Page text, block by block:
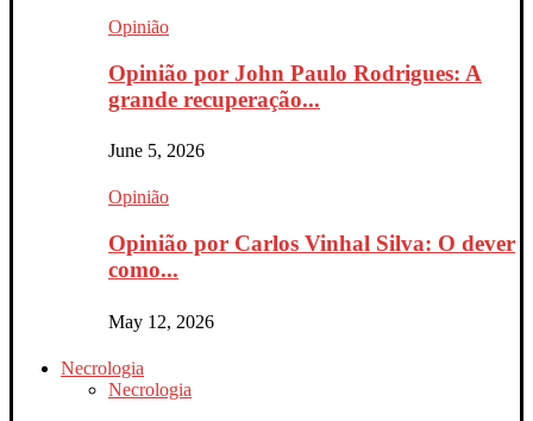
Opinião
Opinião por John Paulo Rodrigues: A
grande recuperação...
June 5, 2026
Opinião
Opinião por Carlos Vinhal Silva: O dever
como...
May 12, 2026
Necrologia
Necrologia